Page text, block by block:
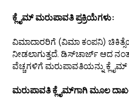
ಕ್ಲೈಮ್ ಮರುಪಾವತಿ ಪ್ರಕ್ರಿಯೆಗಳು:
ವಿಮಾದಾರರಿಗೆ (ವಿಮಾ ಕಂಪನಿ)
ನೀಡಲಾಗುತ್ತದೆ. ಡಿಸ್‌ಚಾರ್ಜ್ ಆದ
ವೆಚ್ಚಗಳಿಗೆ ಮರುಪಾವತಿಯನ್ನು ಕ್ಲೈಮ್
ಮರುಪಾವತಿ ಕ್ಲೈಮ್‌ಗಾಗಿ ಮೂಲ